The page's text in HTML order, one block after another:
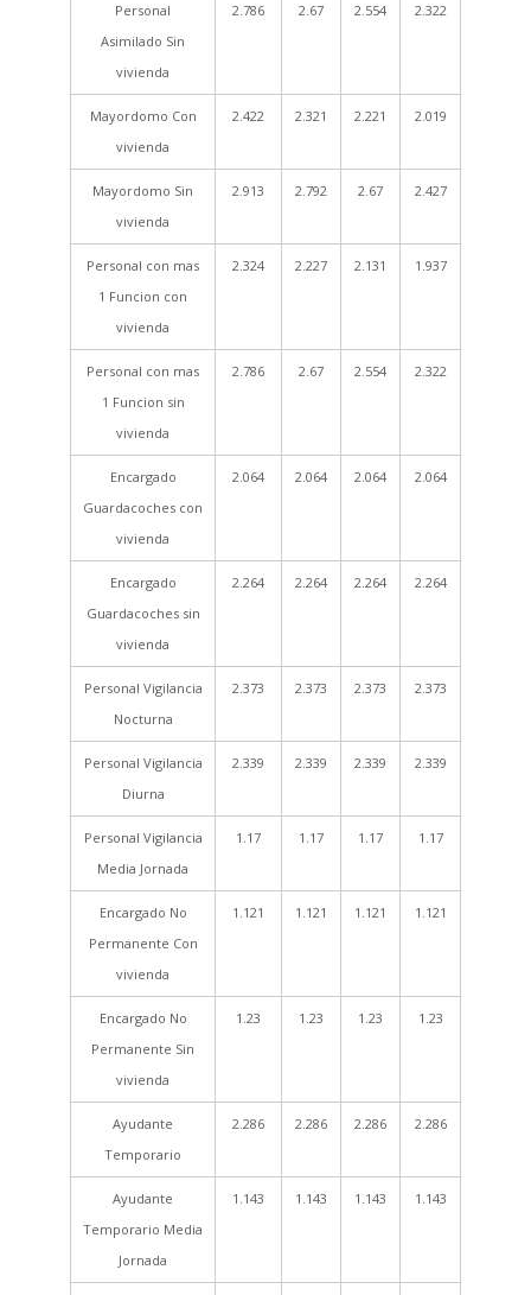
Personal
Asimilado Sin
vivienda
2.786 2.67 2.554 2.322
Mayordomo Con
vivienda
2.422 2.321 2.221 2.019
Mayordomo Sin
vivienda
2.913 2.792 2.67 2.427
Personal con mas
1 Funcion con
vivienda
2.324 2.227 2.131 1.937
Personal con mas
1 Funcion sin
vivienda
2.786 2.67 2.554 2.322
Encargado
Guardacoches con
vivienda
2.064 2.064 2.064 2.064
Encargado
Guardacoches sin
vivienda
2.264 2.264 2.264 2.264
Personal Vigilancia
Nocturna
2.373 2.373 2.373 2.373
Personal Vigilancia
Diurna
2.339 2.339 2.339 2.339
Personal Vigilancia
Media Jornada
1.17 1.17 1.17 1.17
Encargado No
Permanente Con
vivienda
1.121 1.121 1.121 1.121
Encargado No
Permanente Sin
vivienda
1.23 1.23 1.23 1.23
Ayudante
Temporario
2.286 2.286 2.286 2.286
Ayudante
Temporario Media
Jornada
1.143 1.143 1.143 1.143